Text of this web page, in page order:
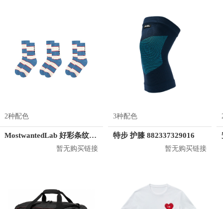
2种配色
MostwantedLab 好彩条纹袜子套装 MWL
暂无购买链接
3种配色
特步 护膝 882337329016
暂无购买链接